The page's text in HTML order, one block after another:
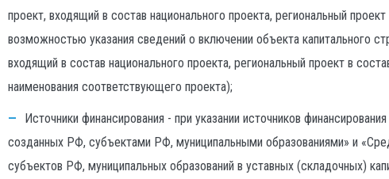
проект, входящий в состав национального проекта, региональный
возможностью указания сведений о включении объекта капитального
входящий в состав национального проекта, региональный проект в
наименования соответствующего проекта);
Источники финансирования - при указании источников
созданных РФ, субъектами РФ, муниципальными образованиями» и
субъектов РФ, муниципальных образований в уставных (складочных)